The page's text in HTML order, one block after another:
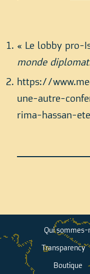
« Le lobby pro-
monde
https://
une-autre-
rima-hassan-
Qui sommes-
Transparency
Boutique